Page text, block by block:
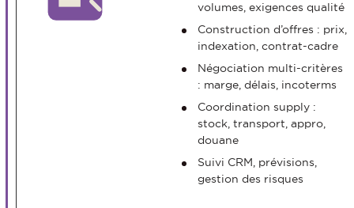
volumes, exigences qualité
Construction d’offres : prix,
indexation, contrat-cadre
Négociation multi-critères
: marge, délais, incoterms
Coordination supply :
stock, transport, appro,
douane
Suivi CRM, prévisions,
gestion des risques